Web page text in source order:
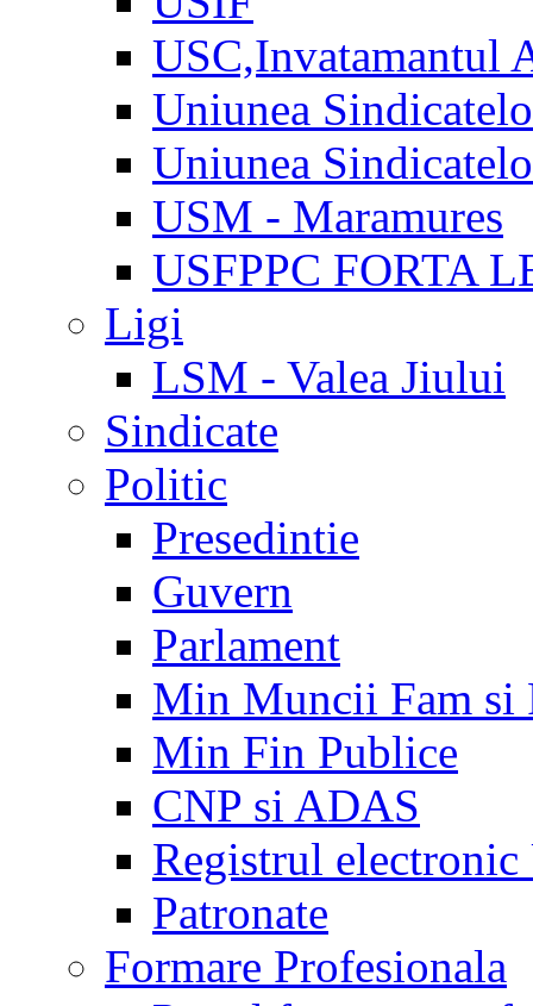
USC,Invatamantul
Uniunea
Uniunea
USM - Maramures
USFPPC FORTA
Ligi
LSM - Valea Jiului
Sindicate
Politic
Presedintie
Guvern
Parlament
Min Muncii Fam si
Min Fin Publice
CNP si ADAS
Registrul electronic
Patronate
Formare Profesionala